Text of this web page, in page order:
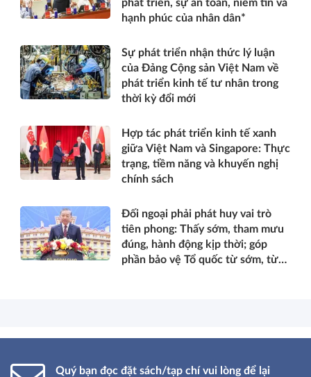
phát triển, sự an toàn, niềm tin và
hạnh phúc của nhân dân*
Sự phát triển nhận thức lý luận
của Đảng Cộng sản Việt Nam về
phát triển kinh tế tư nhân trong
thời kỳ đổi mới
Hợp tác phát triển kinh tế xanh
giữa Việt Nam và Singapore: Thực
trạng, tiềm năng và khuyến nghị
chính sách
Đối ngoại phải phát huy vai trò
tiên phong: Thấy sớm, tham mưu
đúng, hành động kịp thời; góp
phần bảo vệ Tổ quốc từ sớm, từ
Quý bạn đọc đặt sách/tạp chí vui lòng để lại